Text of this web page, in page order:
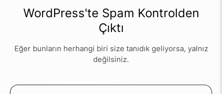
WordPress'te Spam Kontrolden
Çıktı
Eğer bunların herhangi biri size tanıdık geliyorsa, yalnız
değilsiniz.